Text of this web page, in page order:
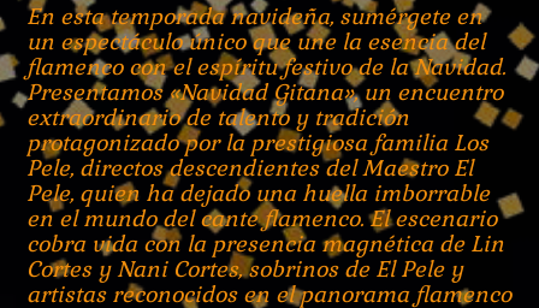
En esta temporada navideña, sumérgete en
un espectáculo único que une la esencia del
flamenco con el espíritu festivo de la Navidad.
Presentamos «Navidad Gitana», un encuentro
extraordinario de talento y tradición
protagonizado por la prestigiosa familia Los
Pele, directos descendientes del Maestro El
Pele, quien ha dejado una huella imborrable
en el mundo del cante flamenco. El escenario
cobra vida con la presencia magnética de Lin
Cortes y Nani Cortes, sobrinos de El Pele y
artistas reconocidos en el panorama flamenco